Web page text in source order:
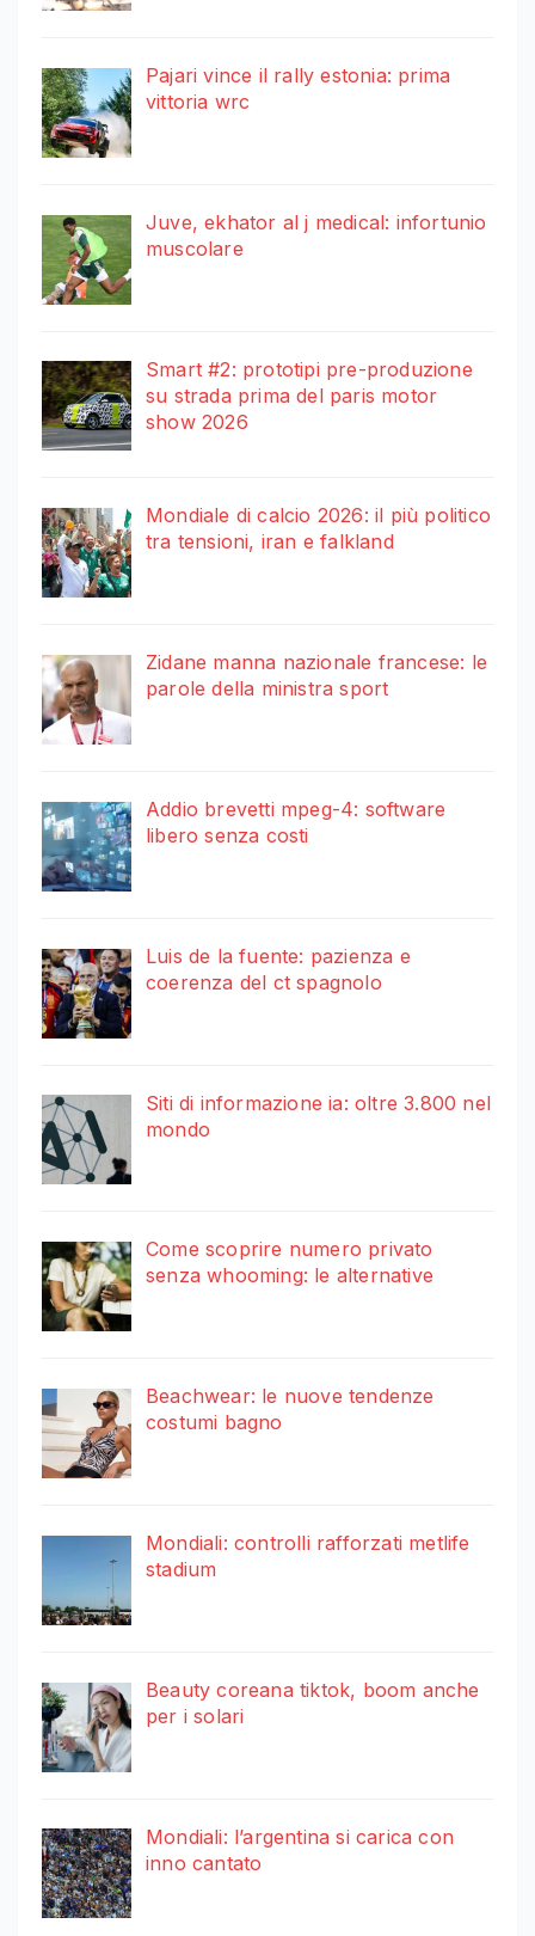
Pajari vince il rally estonia: prima
vittoria wrc
Juve, ekhator al j medical: infortunio
muscolare
Smart #2: prototipi pre-produzione
su strada prima del paris motor
show 2026
Mondiale di calcio 2026: il più politico
tra tensioni, iran e falkland
Zidane manna nazionale francese: le
parole della ministra sport
Addio brevetti mpeg-4: software
libero senza costi
Luis de la fuente: pazienza e
coerenza del ct spagnolo
Siti di informazione ia: oltre 3.800 nel
mondo
Come scoprire numero privato
senza whooming: le alternative
Beachwear: le nuove tendenze
costumi bagno
Mondiali: controlli rafforzati metlife
stadium
Beauty coreana tiktok, boom anche
per i solari
Mondiali: l’argentina si carica con
inno cantato